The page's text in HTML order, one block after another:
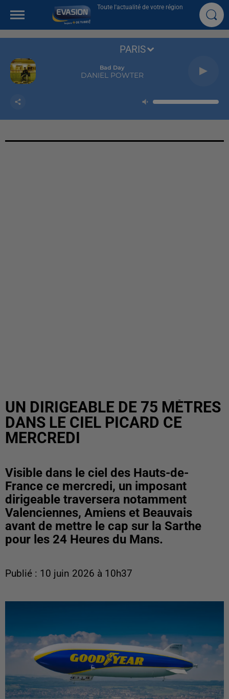
Toute l'actualité de votre région
Bad Day
DANIEL POWTER
PARIS
UN DIRIGEABLE DE 75 MÈTRES
DANS LE CIEL PICARD CE
MERCREDI
Visible dans le ciel des Hauts-de-
France ce mercredi, un imposant
dirigeable traversera notamment
Valenciennes, Amiens et Beauvais
avant de mettre le cap sur la Sarthe
pour les 24 Heures du Mans.
Publié : 10 juin 2026 à 10h37